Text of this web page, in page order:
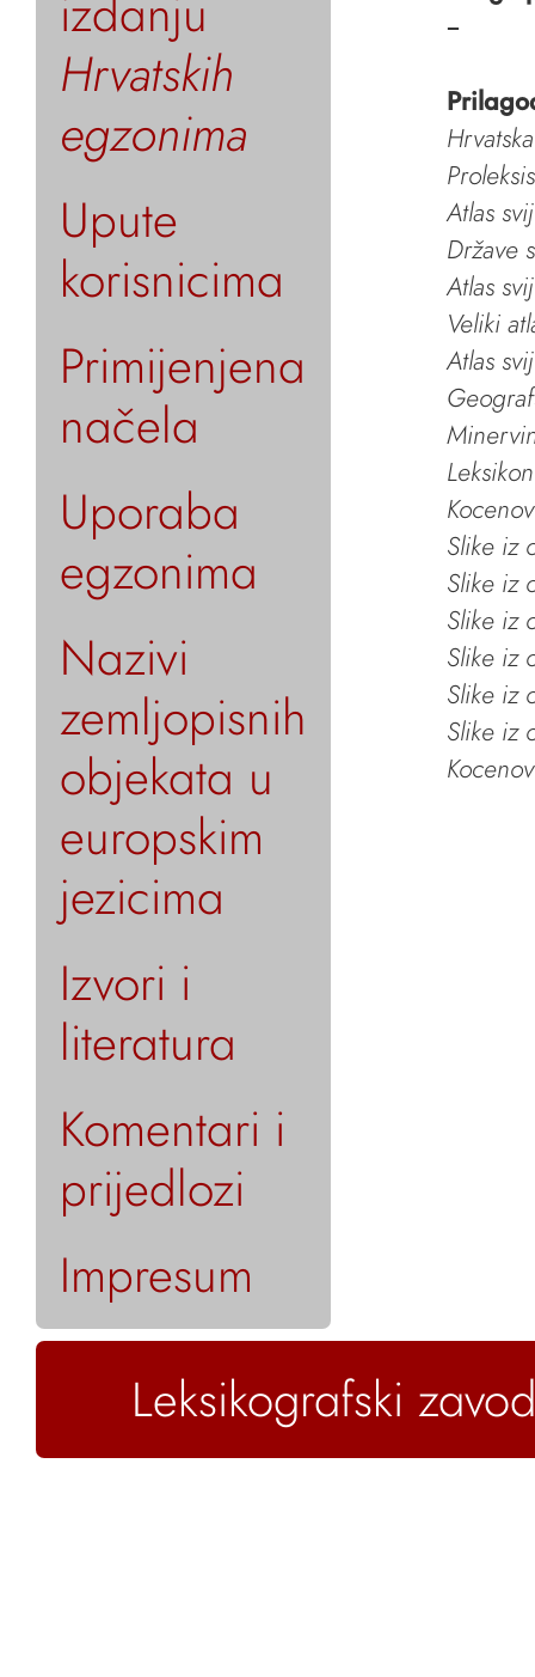
Hrvatskih
egzonima
Upute
korisnicima
Primijenjena
načela
Uporaba
egzonima
Nazivi
zemljopisnih
objekata u
europskim
jezicima
Izvori i
literatura
Komentari i
prijedlozi
Impresum
–
Atlas
Države
Atlas
Veliki
Atlas
Slike iz
Slike iz
Slike iz
Slike iz
Slike iz
Slike iz
Leksikografski